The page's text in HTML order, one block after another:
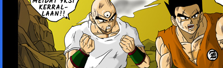
KER­RAL­
LAAN!!